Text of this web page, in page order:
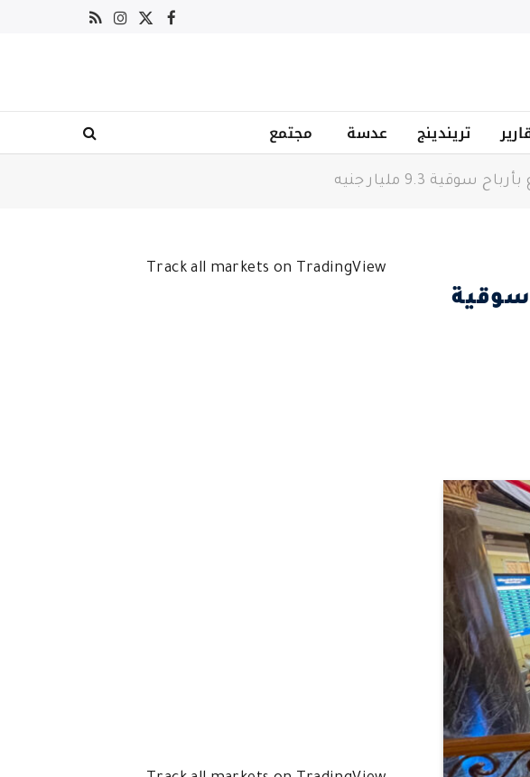
فيسبوك
X
الانستغرام
RSS
تريندينج عدسة مجتمع
9.3 مليار جنيه
سوقية
Track all markets on TradingView